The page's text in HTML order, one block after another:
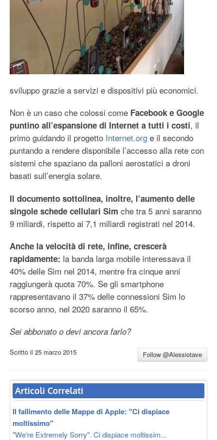
sviluppo grazie a servizi e dispositivi più economici.
Non è un caso che colossi come Facebook e Google
puntino all’espansione di Internet a tutti i costi, il
primo guidando il progetto Internet.org e il secondo
puntando a rendere disponibile l’accesso alla rete con
sistemi che spaziano da palloni aerostatici a droni
basati sull’energia solare.
Il documento sottolinea, inoltre, l’aumento delle
singole schede cellulari Sim che tra 5 anni saranno
9 miliardi, rispetto ai 7,1 miliardi registrati nel 2014.
Anche la velocità di rete, infine, crescerà
rapidamente: la banda larga mobile interessava il
40% delle Sim nel 2014, mentre fra cinque anni
raggiungerà quota 70%. Se gli smartphone
rappresentavano il 37% delle connessioni Sim lo
scorso anno, nel 2020 saranno il 65%.
Sei abbonato o devi ancora farlo?
Scritto il 25 marzo 2015 Follow @Alessiotave
Articoli Correlati
Il fallimento delle Mappe di Apple: "Ci dispiace
moltissimo"
"We're Extremely Sorry". Ci dispiace moltissim...